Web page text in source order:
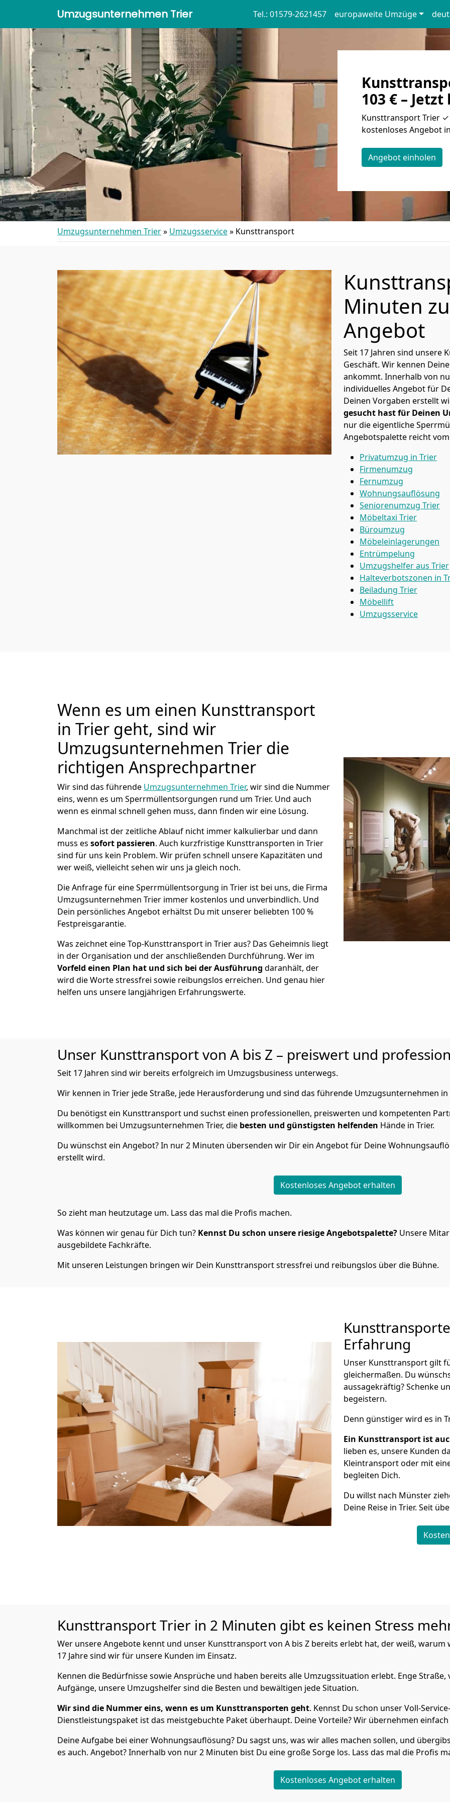
Umzugsunternehmen Trier Tel.: 01579-2621457 europaweite Umzüge
103 € –
Kunsttransport Trier
kostenloses Angebot
Angebot einholen
Umzugsunternehmen Trier» Umzugsservice» Kunsttransport
Minuten
Angebot
Seit 17 Jahren sind unsere
Geschäft. Wir kennen
ankommt. Innerhalb von
individuelles Angebot für
Deinen Vorgaben erstellt
gesucht hast für Deinen
nur die eigentliche
Angebotspalette reicht
Privatumzug in Trier
Firmenumzug
Fernumzug
Wohnungsauflösung
Seniorenumzug Trier
Möbeltaxi Trier
Büroumzug
Möbeleinlagerungen
Entrümpelung
Umzugshelfer aus Trier
Halteverbotszonen in
Beiladung Trier
Möbellift
Umzugsservice
Wenn es um einen Kunsttransport
in Trier geht, sind wir
Umzugsunternehmen Trier die
richtigen Ansprechpartner
Wir sind das führende Umzugsunternehmen Trier, wir sind die Nummer
eins, wenn es um Sperrmüllentsorgungen rund um Trier. Und auch
wenn es einmal schnell gehen muss, dann finden wir eine Lösung.
Manchmal ist der zeitliche Ablauf nicht immer kalkulierbar und dann
muss es sofort passieren. Auch kurzfristige Kunsttransporten in Trier
sind für uns kein Problem. Wir prüfen schnell unsere Kapazitäten und
wer weiß, vielleicht sehen wir uns ja gleich noch.
Die Anfrage für eine Sperrmüllentsorgung in Trier ist bei uns, die Firma
Umzugsunternehmen Trier immer kostenlos und unverbindlich. Und
Dein persönliches Angebot erhältst Du mit unserer beliebten 100 %
Festpreisgarantie.
Was zeichnet eine Top-Kunsttransport in Trier aus? Das Geheimnis liegt
in der Organisation und der anschließenden Durchführung. Wer im
Vorfeld einen Plan hat und sich bei der Ausführung daranhält, der
wird die Worte stressfrei sowie reibungslos erreichen. Und genau hier
helfen uns unsere langjährigen Erfahrungswerte.
Unser Kunsttransport von A bis Z – preiswert und
Seit 17 Jahren sind wir bereits erfolgreich im Umzugsbusiness unterwegs.
Wir kennen in Trier jede Straße, jede Herausforderung und sind das führende Umzugsunternehmen in
Du benötigst ein Kunsttransport und suchst einen professionellen, preiswerten und kompetenten
willkommen bei Umzugsunternehmen Trier, die besten und günstigsten helfenden Hände in Trier.
Du wünschst ein Angebot? In nur 2 Minuten übersenden wir Dir ein Angebot für Deine
erstellt wird.
Kostenloses Angebot erhalten
So zieht man heutzutage um. Lass das mal die Profis machen.
Was können wir genau für Dich tun? Kennst Du schon unsere riesige Angebotspalette? Unsere
ausgebildete Fachkräfte.
Mit unseren Leistungen bringen wir Dein Kunsttransport stressfrei und reibungslos über die Bühne.
Erfahrung
Unser Kunsttransport gilt
gleichermaßen. Du
aussagekräftig? Schenke
begeistern.
Denn günstiger wird es in
Ein Kunsttransport ist
lieben es, unsere Kunden
Kleintransport oder mit
begleiten Dich.
Du willst nach Münster
Deine Reise in Trier. Seit
KunsttransportTrier in 2 Minuten gibt es keinen Stress
Wer unsere Angebote kennt und unser Kunsttransport von A bis Z bereits erlebt hat, der weiß, warum
17 Jahre sind wir für unsere Kunden im Einsatz.
Kennen die Bedürfnisse sowie Ansprüche und haben bereits alle Umzugssituation erlebt. Enge
Aufgänge, unsere Umzugshelfer sind die Besten und bewältigen jede Situation.
Wir sind die Nummer eins, wenn es um Kunsttransporten geht. Kennst Du schon unser Voll-
Dienstleistungspaket ist das meistgebuchte Paket überhaupt. Deine Vorteile? Wir übernehmen einfach
Deine Aufgabe bei einer Wohnungsauflösung? Du sagst uns, was wir alles machen sollen, und
es auch. Angebot? Innerhalb von nur 2 Minuten bist Du eine große Sorge los. Lass das mal die Profis
Kostenloses Angebot erhalten